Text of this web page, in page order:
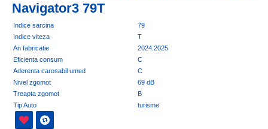
Navigator3 79T
Indice sarcina
79
Indice viteza
T
An fabricatie
2024.2025
Eficienta consum
C
Aderenta carosabil umed
C
Nivel zgomot
69 dB
Treapta zgomot
B
Tip Auto
turisme